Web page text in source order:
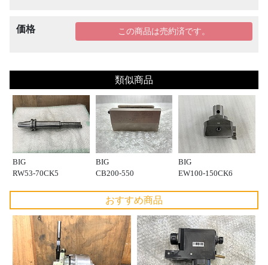
価格 この商品は売約済です。
類似商品
BIG
RW53-70CK5
BIG
CB200-550
BIG
EW100-150CK6
おすすめ商品